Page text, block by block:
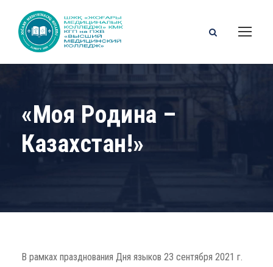
«Моя Родина –
Казахстан!»
В рамках празднования Дня языков 23 сентября 2021 г.